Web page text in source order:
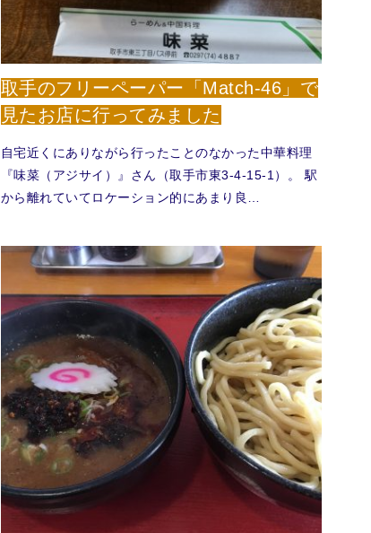
取手のフリーペーパー「Match-46」で
見たお店に行ってみました
自宅近くにありながら行ったことのなかった中華料理
『味菜（アジサイ）』さん（取手市東3-4-15-1）。 駅
から離れていてロケーション的にあまり良…